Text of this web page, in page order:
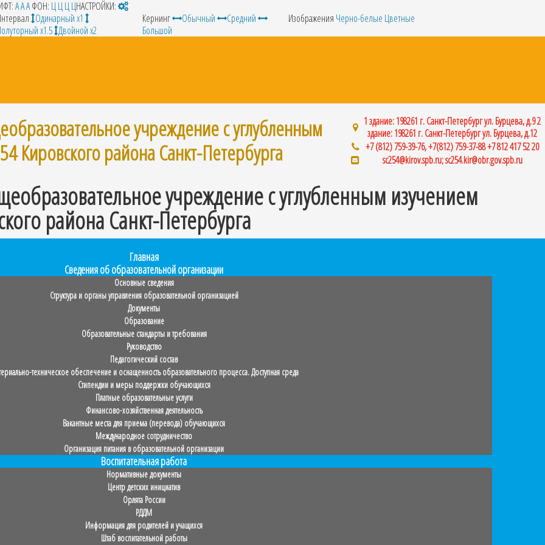
AAAФОН: ЦЦЦЦНАСТРОЙКИ:
Одинарный х1
х1.5 Двойной х2
Кернинг Обычный
Средний
Большой
Изображения Черно-белые Цветные
учреждение с углубленным
Кировского района Санкт-Петербурга
1 здание: 198261 г. Санкт-Петербург ул. Бурцева, д.9 2
здание: 198261 г. Санкт-Петербург ул. Бурцева, д.12
+7 (812) 759-39-76, +7(812) 759-37-88 +7 812 417 52 20
sc254@kirov.spb.ru; sc254.kir@obr.gov.spb.ru
учреждение с углубленным изучением
района Санкт-Петербурга
Главная
Сведения об образовательной организации
Основные сведения
Структура и органы управления образовательной организацией
Документы
Образование
Образовательные стандарты и требования
Руководство
Педагогический состав
техническое обеспечение и оснащенность образовательного процесса. Доступная среда
Стипендии и меры поддержки обучающихся
Платные образовательные услуги
Финансово-хозяйственная деятельность
Вакантные места для приема (перевода) обучающихся
Международное сотрудничество
Организация питания в образовательной организации
Воспитательная работа
Нормативные документы
Центр детских инициатив
Орлята России
РДДМ
Информация для родителей и учащихся
Штаб воспитательной работы